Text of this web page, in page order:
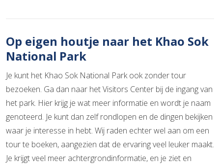
Op eigen houtje naar het Khao Sok
National Park
Je kunt het Khao Sok National Park ook zonder tour
bezoeken. Ga dan naar het Visitors Center bij de ingang van
het park. Hier krijg je wat meer informatie en wordt je naam
genoteerd. Je kunt dan zelf rondlopen en de dingen bekijken
waar je interesse in hebt. Wij raden echter wel aan om een
tour te boeken, aangezien dat de ervaring veel leuker maakt.
Je krijgt veel meer achtergrondinformatie, en je ziet en